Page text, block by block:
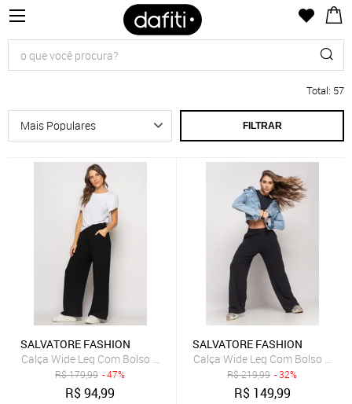
Total: 57
FILTRAR
SALVATORE FASHION
Calça Wide Leg Com Bolso Malha Salvatore Fashion Preto
R$179,99 - 47%
R$94,99
SALVATORE FASHION
Calça Wide Leg Com Bolso
R$219,99 - 32%
R$ 149,99